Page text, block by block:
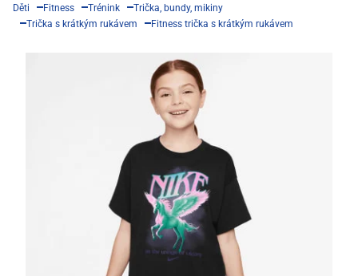
Děti Fitness Trénink
Trička, bundy, mikiny
Trička s krátkým rukávem
Fitness trička s krátkým rukávem